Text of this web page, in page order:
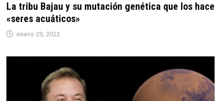
La tribu Bajau y su mutación genética que los hace
«seres acuáticos»
enero 29, 2023